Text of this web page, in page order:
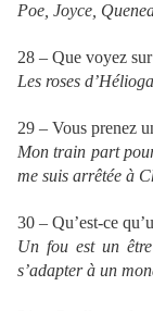
Poe, Joyce,
28 – Que voyez
Les roses
29 – Vous prenez
Mon train part
me suis arrêtée à
30 – Qu’est-ce
Un fou est un
s’adapter à un